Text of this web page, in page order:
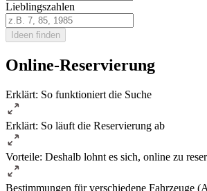
Lieblingszahlen
Ideen finden
Online-Reservierung
Erklärt: So funktioniert die Suche
Erklärt: So läuft die Reservierung ab
Vorteile: Deshalb lohnt es sich, online zu
Bestimmungen für verschiedene Fahrzeuge